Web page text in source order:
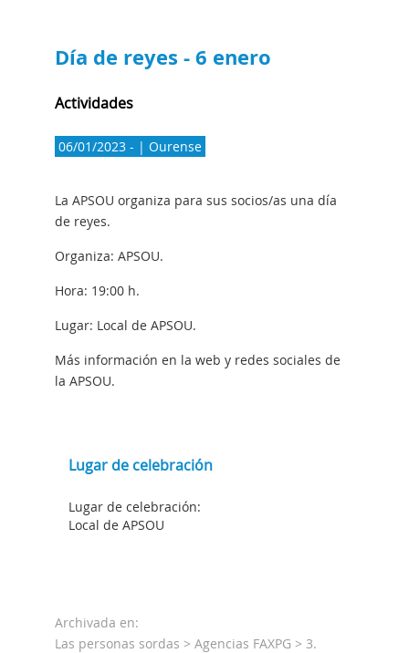
Día de reyes - 6 enero
Actividades
06/01/2023 - | Ourense
La APSOU organiza para sus socios/as una día
de reyes.
Organiza: APSOU.
Hora: 19:00 h.
Lugar: Local de APSOU.
Más información en la web y redes sociales de
la APSOU.
Lugar de celebración
Lugar de celebración:
Local de APSOU
Archivada en:
Las personas sordas > Agencias FAXPG > 3.